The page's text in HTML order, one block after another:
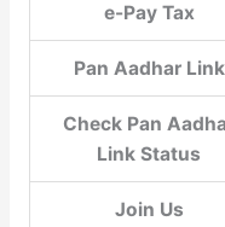
e-Pay Tax
Pan Aadhar Link
Check Pan
Link Status
Join Us